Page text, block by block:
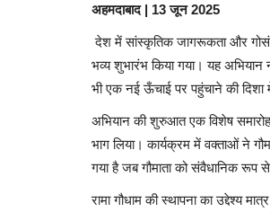
अहमदाबाद | 13 जून 2025
देश में सांस्कृतिक जागरूकता और
भव्य शुभारंभ किया गया। यह अभियान
भी एक नई ऊँचाई पर पहुंचाने की दिशा
अभियान की शुरुआत एक विशेष
भाग लिया। कार्यक्रम में वक्ताओं ने
गया है जब गौमाता को संवैधानिक रूप से
रामा गौधाम की स्थापना का उद्देश्य